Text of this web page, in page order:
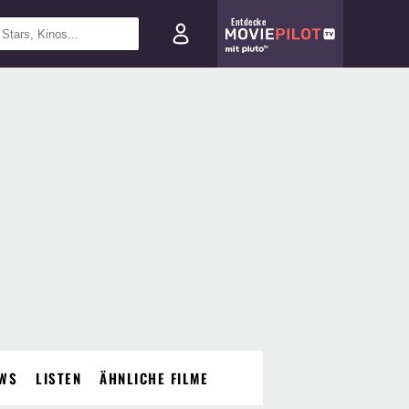
Entdecke
LISTEN ÄHNLICHE FILME